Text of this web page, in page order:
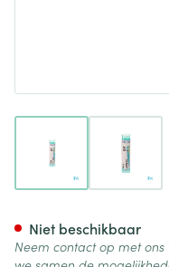
Niet beschikbaar
Neem contact op met